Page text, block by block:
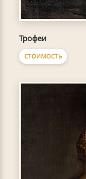
Трофеи
СТОИМОСТЬ